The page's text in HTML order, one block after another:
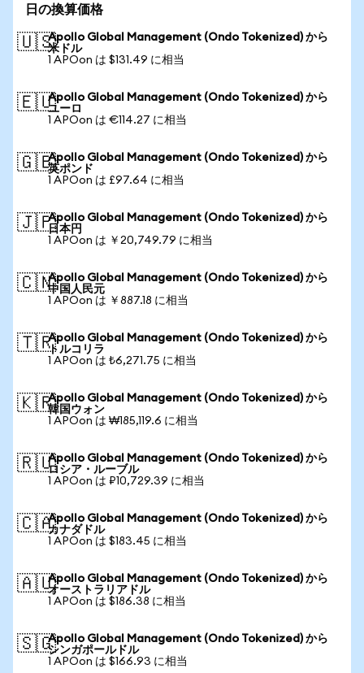
日の換算価格
🇺🇸Apollo Global Management (Ondo Tokenized) から
米ドル
1 APOon は $131.49 に相当
🇪🇺Apollo Global Management (Ondo Tokenized) から
ユーロ
1 APOon は €114.27 に相当
🇬🇧Apollo Global Management (Ondo Tokenized) から
英ポンド
1 APOon は £97.64 に相当
🇯🇵Apollo Global Management (Ondo Tokenized) から
日本円
1 APOon は ￥20,749.79 に相当
🇨🇳Apollo Global Management (Ondo Tokenized) から
中国人民元
1 APOon は ￥887.18 に相当
🇹🇷Apollo Global Management (Ondo Tokenized) から
トルコリラ
1 APOon は ₺6,271.75 に相当
🇰🇷Apollo Global Management (Ondo Tokenized) から
韓国ウォン
1 APOon は ₩185,119.6 に相当
🇷🇺Apollo Global Management (Ondo Tokenized) から
ロシア・ルーブル
1 APOon は ₽10,729.39 に相当
🇨🇦Apollo Global Management (Ondo Tokenized) から
カナダドル
1 APOon は $183.45 に相当
🇦🇺Apollo Global Management (Ondo Tokenized) から
オーストラリアドル
1 APOon は $186.38 に相当
🇸🇬Apollo Global Management (Ondo Tokenized) から
シンガポールドル
1 APOon は $166.93 に相当